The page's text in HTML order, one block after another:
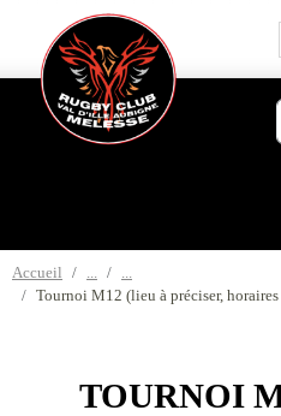
Accueil
Tournoi M12 (lieu à préciser,
TOURNOI
Panneau de gestion des cookies